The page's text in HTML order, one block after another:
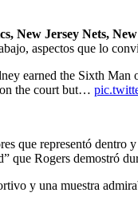
New Jersey Nets,
aspectos que lo
earned the Sixth
the court but…
representó dentro
Rogers demostró
y una muestra